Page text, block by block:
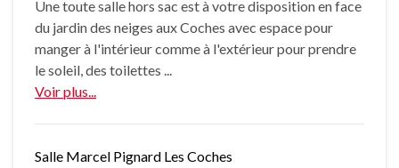
Une toute salle hors sac est à votre disposition en face
du jardin des neiges aux Coches avec espace pour
manger à l'intérieur comme à l'extérieur pour prendre
le soleil, des toilettes ...
Voir plus...
Salle Marcel Pignard Les Coches